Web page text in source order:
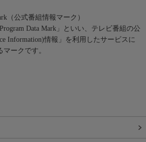
（公式番組情報マーク）
Data Mark」といい、テレビ番組の公
Information)情報」を利用したサービスに
ークです。